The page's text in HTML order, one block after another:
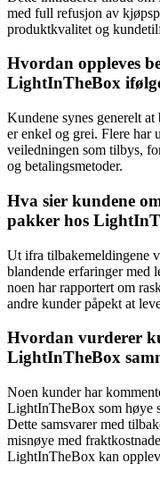
med full refusjon av
produktkvalitet og
Hvordan oppleves
LightInTheBox
Kundene synes generelt
er enkel og grei. Flere har
veiledningen som tilbys,
og betalingsmetoder.
Hva sier kundene
pakker hos
Ut ifra tilbakemeldingene
blandende erfaringer med
noen har rapportert om
andre kunder påpekt at
Hvordan vurderer
LightInTheBox
Noen kunder har
LightInTheBox som høye
Dette samsvarer med
misnøye med
LightInTheBox kan